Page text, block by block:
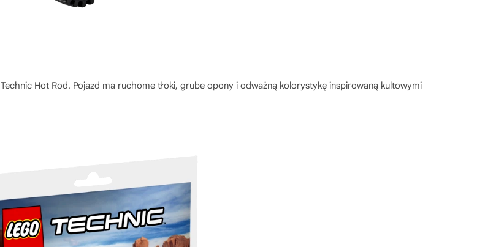
Technic Hot Rod. Pojazd ma ruchome tłoki, grube opony i odważną kolorystykę inspirowaną kultowymi